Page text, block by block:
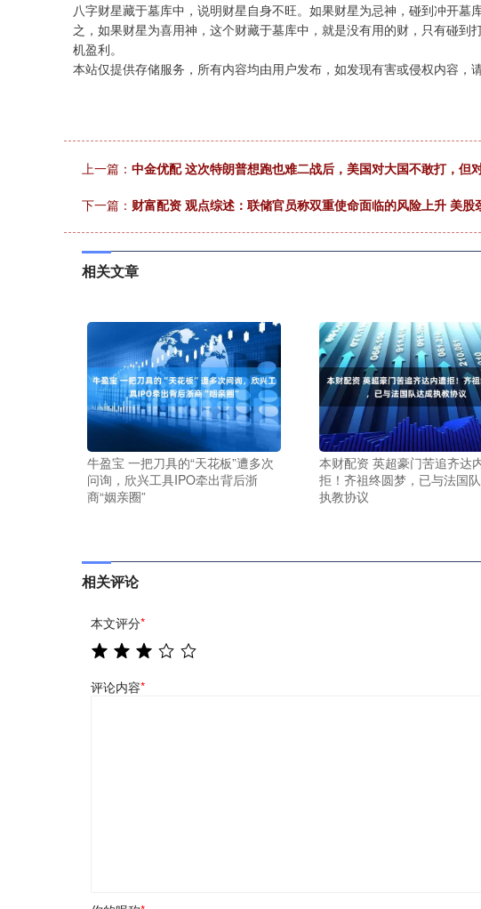
八字财星藏于墓库中，说明财星自身不旺。如果财星为忌神，碰到冲开墓
之，如果财星为喜用神，这个财藏于墓库中，就是没有用的财，只有碰
机盈利。
本站仅提供存储服务，所有内容均由用户发布，如发现有害或侵权内容，请
上一篇： 中金优配 这次特朗普想跑也难二战后，美国对大国不敢打，但
下一篇： 财富配资 观点综述：联储官员称双重使命面临的风险上升 美股
相关文章
牛盈宝 一把刀具的“天花板”遭多次
问询，欣兴工具IPO牵出背后浙
商“姻亲圈”
本财配资 英超豪门苦追齐达
拒！齐祖终圆梦，已与法国
执教协议
相关评论
本文评分*
评论内容*